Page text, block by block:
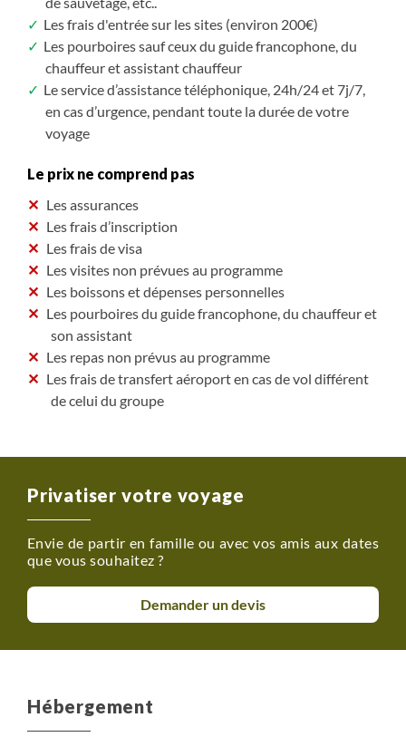
Les frais d'entrée sur les sites (environ 200€)
Les pourboires sauf ceux du guide francophone, du
chauffeur et assistant chauffeur
Le service d’assistance téléphonique, 24h/24 et 7j/7,
en cas d’urgence, pendant toute la durée de votre
voyage
Le prix ne comprend pas
Les assurances
Les frais d’inscription
Les frais de visa
Les visites non prévues au programme
Les boissons et dépenses personnelles
Les pourboires du guide francophone, du chauffeur et
son assistant
Les repas non prévus au programme
Les frais de transfert aéroport en cas de vol différent
de celui du groupe
Privatiser votre voyage
Envie de partir en famille ou avec vos amis aux dates
que vous souhaitez ?
Demander un devis
Hébergement